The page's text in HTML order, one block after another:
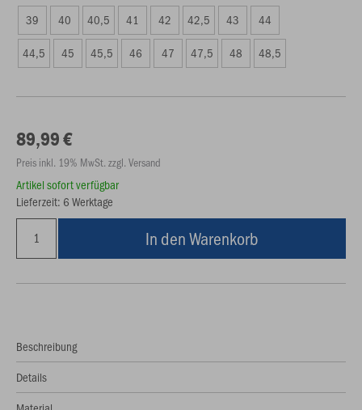
39 40 40,5 41 42 42,5 43 44
44,5 45 45,5 46 47 47,5 48 48,5
89,99 €
Preis inkl. 19% MwSt. zzgl. Versand
Artikel sofort verfügbar
Lieferzeit: 6 Werktage
In den Warenkorb
Beschreibung
Details